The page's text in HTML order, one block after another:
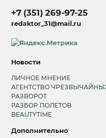
+7 (351) 269-97-25
redaktor_31@mail.ru
Новости
ЛИЧНОЕ МНЕНИЕ
АГЕНТСТВО
РАЗВОРОТ
РАЗБОР ПОЛЕТОВ
BEAUTYTIME
Дополнительно